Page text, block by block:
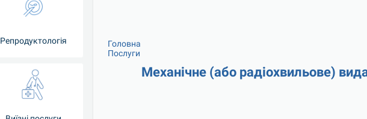
Репродуктологія
Головна
Послуги
Механічне (або радіохвильове)